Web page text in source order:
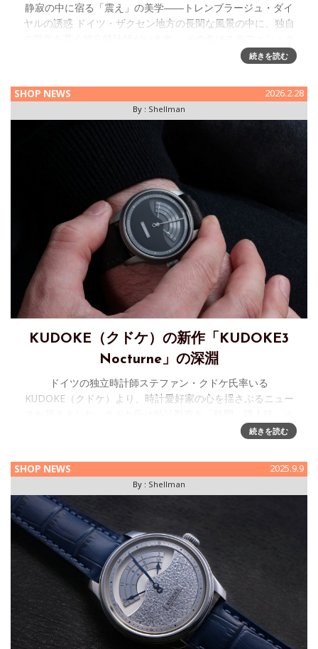
静寂の中に宿る「震え」の美学――トレンブラージュ・ダイ
ヤルの誘惑 ドイツ・ザクセン地方の長閑な風景の中に、独自
ドケ。彼の手から生み出されるタイムピースは、過度な装飾
続きを読む
SHOP NEWS 2026.2.28
By : Shellman
KUDOKE（クドケ）の新作「KUDOKE3
Nocturne」の深淵
ドイツの独立時計師ステファン・クドケ氏率いる
KUDOKE（クドケ）より、時計愛好家の心を揺さぶるニュー
して姿勢の相互作用」であると定義しており、今回発表され
続きを読む
SHOP NEWS 2025.9.9
By : Shellman